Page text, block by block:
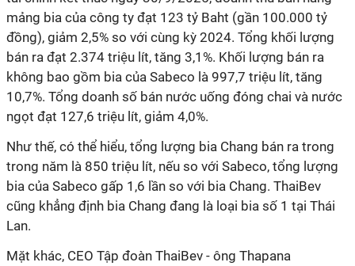
mảng bia của công ty đạt 123 tỷ Baht (gần 100.000 tỷ
đồng), giảm 2,5% so với cùng kỳ 2024. Tổng khối lượng
bán ra đạt 2.374 triệu lít, tăng 3,1%. Khối lượng bán ra
không bao gồm bia của Sabeco là 997,7 triệu lít, tăng
10,7%. Tổng doanh số bán nước uống đóng chai và nước
ngọt đạt 127,6 triệu lít, giảm 4,0%.
Như thế, có thể hiểu, tổng lượng bia Chang bán ra trong
trong năm là 850 triệu lít, nếu so với Sabeco, tổng lượng
bia của Sabeco gấp 1,6 lần so với bia Chang. ThaiBev
cũng khẳng định bia Chang đang là loại bia số 1 tại Thái
Lan.
Mặt khác, CEO Tập đoàn ThaiBev - ông Thapana